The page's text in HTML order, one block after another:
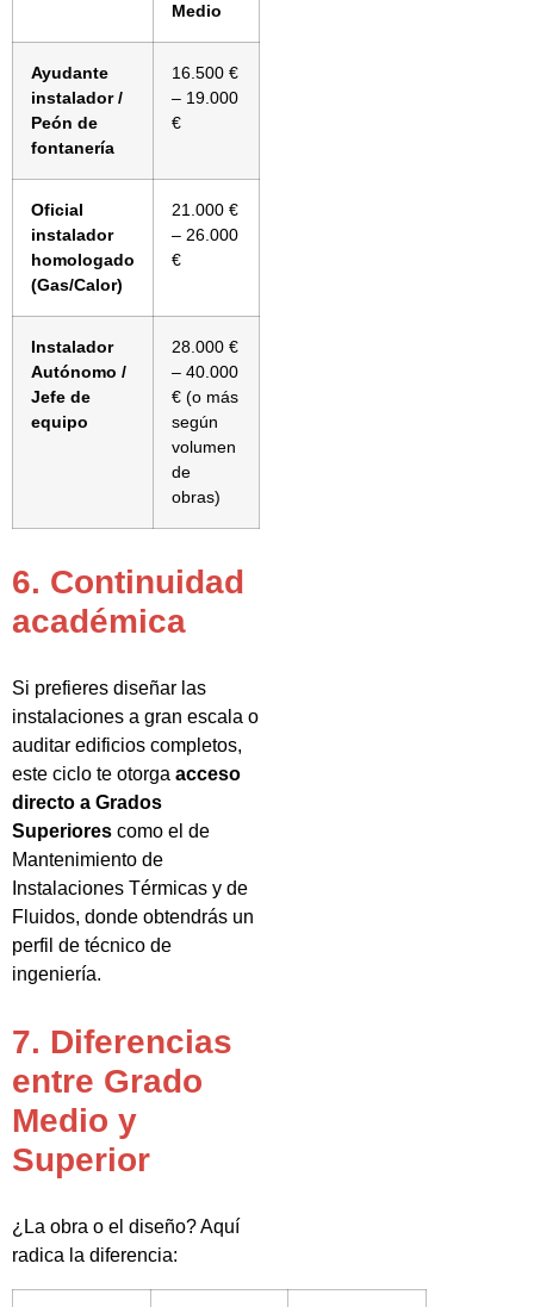
Medio
Ayudante
instalador /
Peón de
fontanería
16.500 €
– 19.000
€
Oficial
instalador
homologado
(Gas/Calor)
21.000 €
– 26.000
€
Instalador
Autónomo /
Jefe de
equipo
28.000 €
– 40.000
€ (o más
según
volumen
de
obras)
6. Continuidad
académica
Si prefieres diseñar las
instalaciones a gran escala o
auditar edificios completos,
este ciclo te otorga acceso
directo a Grados
Superiores como el de
Mantenimiento de
Instalaciones Térmicas y de
Fluidos, donde obtendrás un
perfil de técnico de
ingeniería.
7. Diferencias
entre Grado
Medio y
Superior
¿La obra o el diseño? Aquí
radica la diferencia: